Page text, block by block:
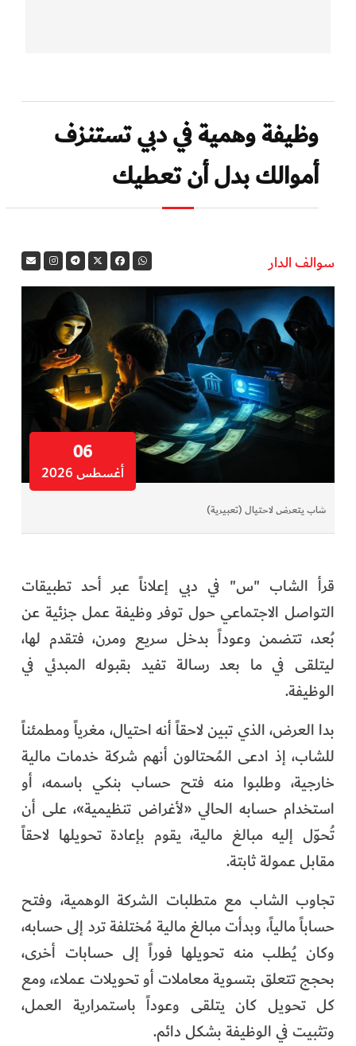
وظيفة وهمية في دبي تستنزف
أموالك بدل أن تعطيك
سوالف الدار
06
أغسطس 2026
شاب يتعرض لاحتيال (تعبيرية)
قرأ الشاب "س" في دبي إعلاناً عبر أحد تطبيقات
التواصل الاجتماعي حول توفر وظيفة عمل جزئية عن
بُعد، تتضمن وعوداً بدخل سريع ومرن، فتقدم لها،
ليتلقى في ما بعد رسالة تفيد بقبوله المبدئي في
الوظيفة.
بدا العرض، الذي تبين لاحقاً أنه احتيال، مغرياً ومطمئناً
للشاب، إذ ادعى المُحتالون أنهم شركة خدمات مالية
خارجية، وطلبوا منه فتح حساب بنكي باسمه، أو
استخدام حسابه الحالي «لأغراض تنظيمية»، على أن
تُحوّل إليه مبالغ مالية، يقوم بإعادة تحويلها لاحقاً
مقابل عمولة ثابتة.
تجاوب الشاب مع متطلبات الشركة الوهمية، وفتح
حساباً مالياً، وبدأت مبالغ مالية مُختلفة ترد إلى حسابه،
وكان يُطلب منه تحويلها فوراً إلى حسابات أخرى،
بحجج تتعلق بتسوية معاملات أو تحويلات عملاء، ومع
كل تحويل كان يتلقى وعوداً باستمرارية العمل،
وتثبيت في الوظيفة بشكل دائم.